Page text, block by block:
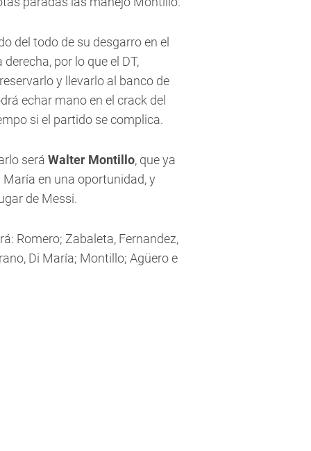
del todo de su desgarro en el
por lo que el DT,
y llevarlo al banco de
echar mano en el crack del
si el partido se complica.
será Walter Montillo, que ya
en una oportunidad, y
de Messi.
Romero; Zabaleta, Fernandez,
Di María; Montillo; Agüero e